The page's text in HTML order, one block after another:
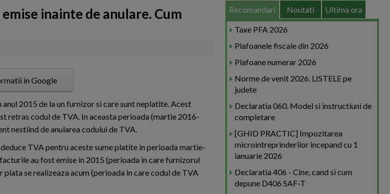
inainte de anulare. Cum
in Google
2015 de la un furnizor si care sunt neplatite. Acest
retras codul de TVA. In aceasta perioada (martie 2016-
nestiind de anularea codului de TVA.
TVA pentru aceste sume platite in perioada martie-
au fost emise in 2015 (perioada in care furnizorul
plata se realizeaza acum (perioada in care codul de TVA
Recomandari Noutati Ultima ora
Taxe PFA 2026
Plafoanele fiscale din 2026
Plafoane numerar 2026
Norme de venit 2026. LISTELE pe
judete
Declaratia 060. Model si instructiuni de
completare
[GHID PRACTIC] Impozitarea
microintreprinderilor incepand cu 1
ianuarie 2026
Declaratia 406 - Cine, cand si cum
depune D406 SAF-T